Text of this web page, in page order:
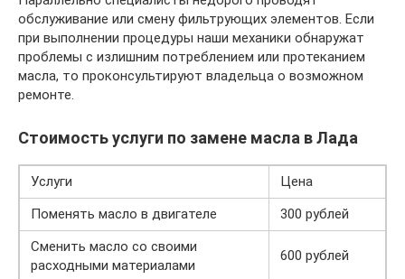
обслуживание или смену фильтрующих элементов. Если
при выполнении процедуры наши механики обнаружат
проблемы с излишним потреблением или протеканием
масла, то проконсультируют владельца о возможном
ремонте.
Стоимость услуги по замене масла в Лада
Услуги
Цена
Поменять масло в двигателе
300 рублей
Сменить масло со своими
расходными материалами
600 рублей